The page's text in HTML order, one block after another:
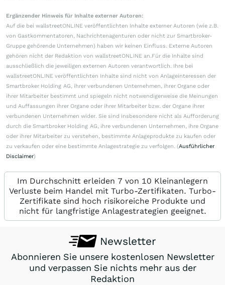
Ergänzender Hinweis für Inhalte externer Autoren:
Auf die bei wallstreetONLINE veröffentlichten Inhalte externer Autoren (wie z.B.
von Gastkommentatoren, Nachrichtenagenturen oder nicht zur Smartbroker-
Gruppe gehörende Unternehmen) haben wir keinen Einfluss. Externe Autoren
gehören nicht der Redaktion von wallstreetONLINE an.Für die Inhalte sind
ausschließlich die jeweiligen externen Autoren verantwortlich. Ihre bei
wallstreetONLINE veröffentlichten Inhalte sind nicht von Anlageinteressen der
Smartbroker Holding AG, ihrer verbundenen Unternehmen, ihrer Organe oder
ihrer Mitarbeiter bestimmt und spiegeln nicht notwendigerweise die Meinungen
und Auffassungen ihrer Organe oder ihrer Mitarbeiter bzw. der Organe ihrer
verbundenen Unternehmen wider. Sie sind insbesondere nicht als Aufforderung
durch die Smartbroker Holding AG, ihre verbundenen Unternehmen, ihre Organe
oder ihrer Mitarbeiter zu verstehen, bestimmte Anlageprodukte zu kaufen oder
zu verkaufen oder eine bestimmte Anlagestrategie zu verfolgen. (Ausführlicher
Disclaimer)
Im Durchschnitt erleiden 7 von 10 Kleinanlegern
Verluste beim Handel mit Turbo-Zertifikaten. Turbo-
Zertifikate sind hoch risikoreiche Produkte und
nicht für langfristige Anlagestrategien geeignet.
Newsletter
Abonnieren Sie unsere kostenlosen Newsletter
und verpassen Sie nichts mehr aus der
Redaktion